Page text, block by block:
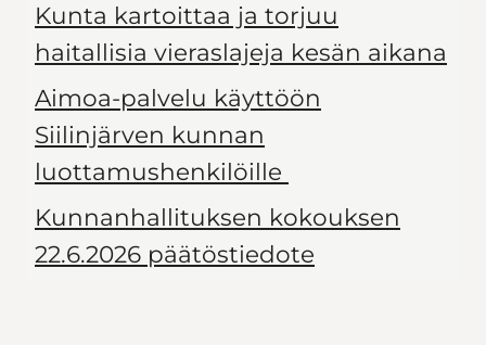
Kunta kartoittaa ja torjuu
haitallisia vieraslajeja kesän aikana
Aimoa-palvelu käyttöön
Siilinjärven kunnan
luottamushenkilöille
Kunnanhallituksen kokouksen
22.6.2026 päätöstiedote